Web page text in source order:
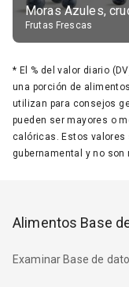
Moras Azules,
Frutas Frescas
* El % del valor diario
una porción de
utilizan para consejos
pueden ser mayores o
calóricas. Estos valores
gubernamental y no
Alimentos Base
Examinar Base de